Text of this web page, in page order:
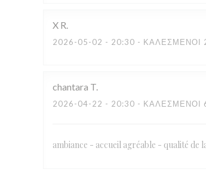
X R
2026-05-02 - 20:30 - ΚΑΛΕΣΜΈΝΟΙ
chantara T
2026-04-22 - 20:30 - ΚΑΛΕΣΜΈΝΟΙ
ambiance - accueil agréable - qualité de